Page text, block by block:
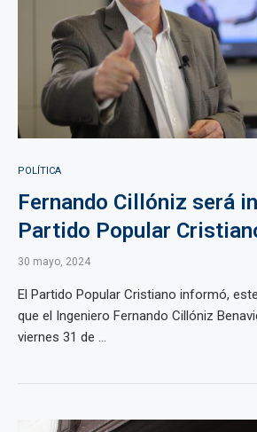
POLÍTICA
Fernando Cillóniz será
Partido Popular
30 mayo, 2024
El Partido Popular Cristiano informó,
que el Ingeniero Fernando Cillóniz
viernes 31 de ...